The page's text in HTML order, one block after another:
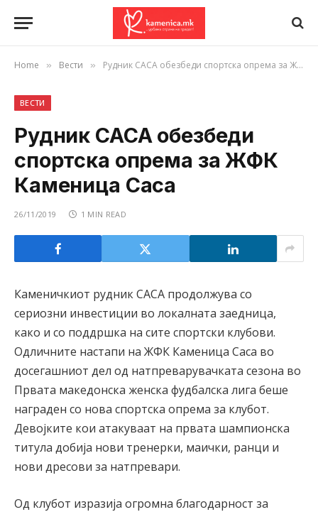
Home » Вести » Рудник САСА обезбеди спортска опрема за ЖФК Каменица Саса
ВЕСТИ
Рудник САСА обезбеди
спортска опрема за ЖФК
Каменица Саса
26/11/2019 1 MIN READ
Каменичкиот рудник САСА продолжува со
сериозни инвестиции во локалната заедница,
како и со поддршка на сите спортски клубови.
Одличните настапи на ЖФК Каменица Саса во
досегашниот дел од натпреварувачката сезона во
Првата македонска женска фудбалска лига беше
награден со нова спортска опрема за клубот.
Девојките кои атакуваат на првата шампионска
титула добија нови тренерки, маички, ранци и
нови дресови за натпревари.
Од клубот изразија огромна благодарност за